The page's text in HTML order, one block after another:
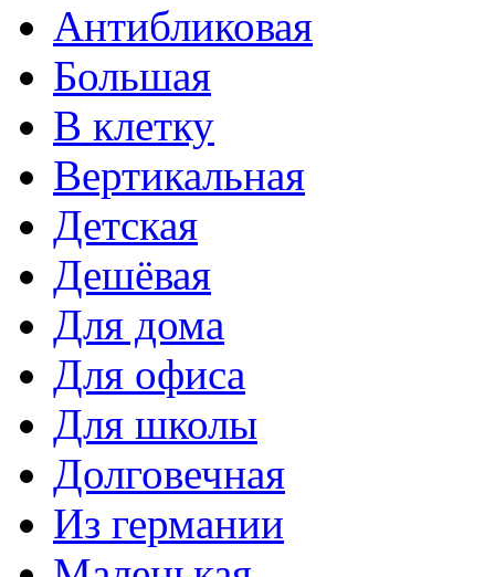
Антибликовая
Большая
В клетку
Вертикальная
Детская
Дешёвая
Для дома
Для офиса
Для школы
Долговечная
Из германии